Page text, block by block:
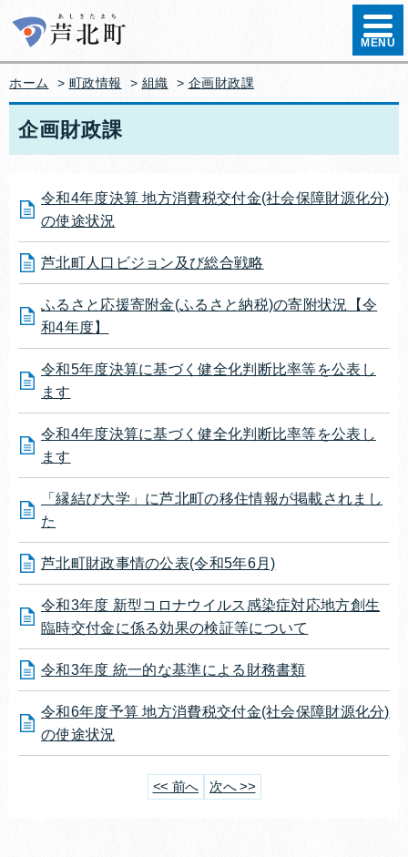
ハンバ
MENU
ホーム > 町政情報 > 組織 > 企画財政課
企画財政課
令和4年度決算 地方消費税交付金(社会保障財源化分)
の使途状況
芦北町人口ビジョン及び総合戦略
ふるさと応援寄附金(ふるさと納税)の寄附状況【令
和4年度】
令和5年度決算に基づく健全化判断比率等を公表し
ます
令和4年度決算に基づく健全化判断比率等を公表し
ます
「縁結び大学」に芦北町の移住情報が掲載されまし
た
芦北町財政事情の公表(令和5年6月)
令和3年度 新型コロナウイルス感染症対応地方創生
臨時交付金に係る効果の検証等について
令和3年度 統一的な基準による財務書類
令和6年度予算 地方消費税交付金(社会保障財源化分)
の使途状況
<< 前へ 次へ >>